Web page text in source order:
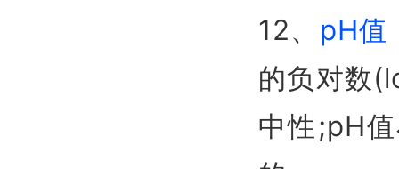
12、 pH值
的负对数
中性;pH